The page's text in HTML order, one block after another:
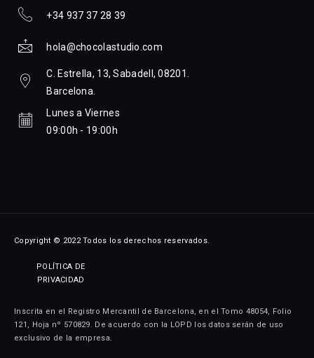
+34 937 37 28 39
hola@chocolastudio.com
C. Estrella, 13, Sabadell, 08201.
Barcelona.
Lunes a Viernes
09:00h - 19:00h
Copyright © 2022 Todos los derechos reservados.
POLÍTICA DE
PRIVACIDAD
Inscrita en el Registro Mercantil de Barcelona, en el Tomo 48054, Folio
121, Hoja nº 570829. De acuerdo con la LOPD los datos serán de uso
exclusivo de la empresa.